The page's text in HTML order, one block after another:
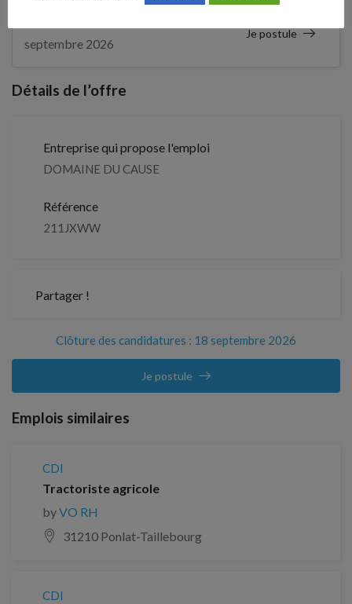
septembre 2026
Je postule
Détails de l’offre
Entreprise qui propose l'emploi
DOMAINE DU CAUSE
Référence
211JXWW
Partager !
Clôture des candidatures : 18 septembre 2026
Je postule
Emplois similaires
CDI
Tractoriste agricole
byVO RH
31210 Ponlat-Taillebourg
CDI